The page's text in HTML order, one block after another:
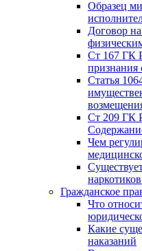
Образец
Договор
Ст 167 ГК
признания
Статья
Ст 209 ГК
Чем
Гражданское
Что
Какие
наказаний